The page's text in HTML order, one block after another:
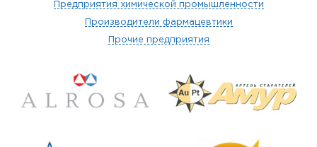
Предприятия химической промышленности
Производители фармацевтики
Прочие предприятия